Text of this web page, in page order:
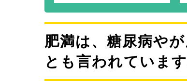
肥満は、糖尿病や
とも言われています